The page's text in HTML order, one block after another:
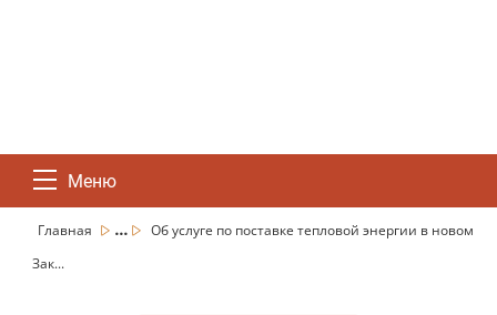
Меню
Главная ...
Об услуге по поставке тепловой энергии в новом
Зак...